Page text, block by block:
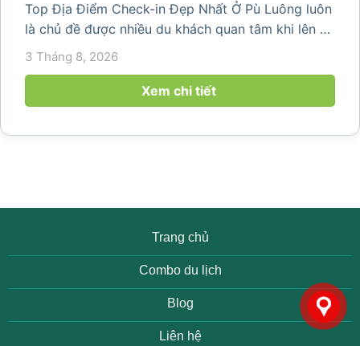
Top Địa Điểm Check-in Đẹp Nhất Ở Pù Luông luôn
là chủ đề được nhiều du khách quan tâm khi lên kế
hoạch khám phá vùng đất thiên nhiên nổi tiếng
làng yên bình, thác...
3 Tháng 8, 2026
Xem chi tiết
Trang chủ
Combo du lịch
Blog
Liên hệ